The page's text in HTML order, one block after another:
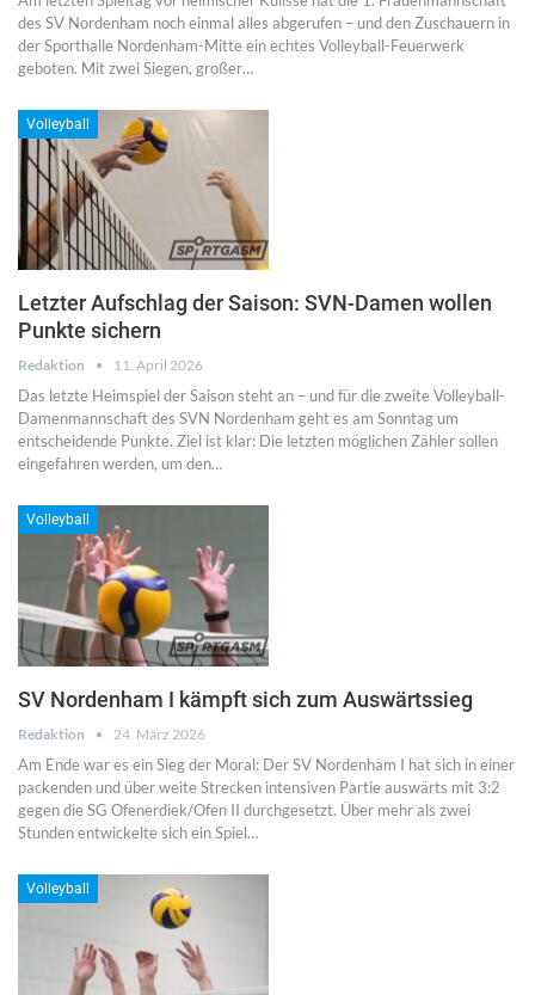
des SV Nordenham noch einmal alles abgerufen – und den Zuschauern in
der Sporthalle Nordenham-Mitte ein echtes Volleyball-Feuerwerk
geboten. Mit zwei Siegen, großer…
Volleyball
Letzter Aufschlag der Saison: SVN-Damen wollen
Punkte sichern
Redaktion 11. April 2026
Das letzte Heimspiel der Saison steht an – und für die zweite Volleyball-
Damenmannschaft des SVN Nordenham geht es am Sonntag um
entscheidende Punkte. Ziel ist klar: Die letzten möglichen Zähler sollen
eingefahren werden, um den…
Volleyball
SV Nordenham I kämpft sich zum Auswärtssieg
Redaktion 24. März 2026
Am Ende war es ein Sieg der Moral: Der SV Nordenham I hat sich in einer
packenden und über weite Strecken intensiven Partie auswärts mit 3:2
gegen die SG Ofenerdiek/Ofen II durchgesetzt. Über mehr als zwei
Stunden entwickelte sich ein Spiel…
Volleyball